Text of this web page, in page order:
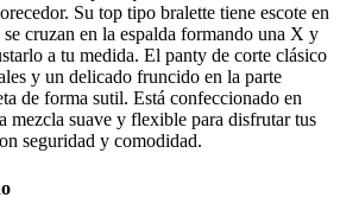
Su top tipo bralette tiene escote en
cruzan en la espalda formando una X y
a tu medida. El panty de corte clásico
y un delicado fruncido en la parte
de forma sutil. Está confeccionado en
mezcla suave y flexible para disfrutar tus
seguridad y comodidad.